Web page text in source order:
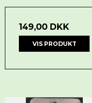
149,00 DKK
VIS PRODUKT